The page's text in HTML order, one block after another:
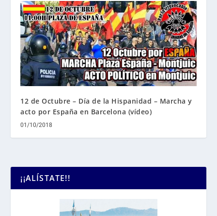
12 de Octubre – Día de la Hispanidad – Marcha y
acto por España en Barcelona (vídeo)
01/10/2018
¡¡ALÍSTATE!!